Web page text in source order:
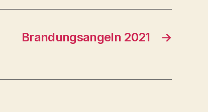
→
Brandungsangeln 2021